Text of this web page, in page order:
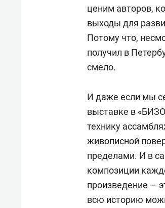
ценим авторов,
выходы для
Потому что,
получил в
смело.
И даже если мы
выставке в
технику
живописной
пределами. И в
композиции
произведение —
всю историю